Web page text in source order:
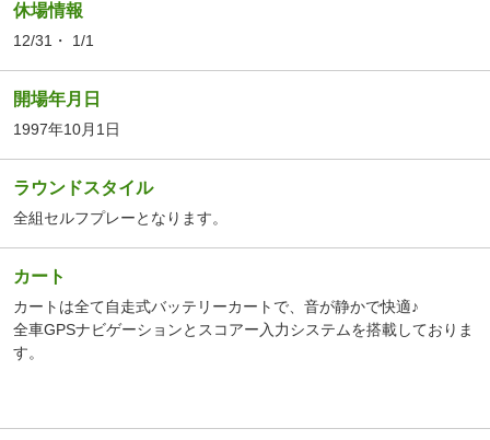
休場情報
12/31・ 1/1
開場年月日
1997年10月1日
ラウンドスタイル
全組セルフプレーとなります。
カート
カートは全て自走式バッテリーカートで、音が静かで快適♪
全車GPSナビゲーションとスコアー入力システムを搭載しておりま
す。